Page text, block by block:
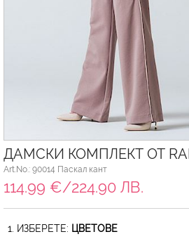
ДАМСКИ КОМПЛЕКТ ОТ
Art.No.: 90014 Паскал кант
114.99 €/224.90 ЛВ.
1. ИЗБЕРЕТЕ: ЦВЕТОВЕ